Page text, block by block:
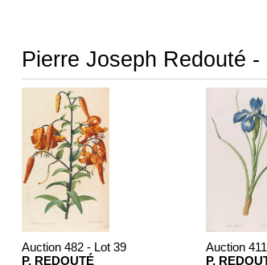
Pierre Joseph Redouté
Auction 482 - Lot 39
P. REDOUTÉ
Auction
P.